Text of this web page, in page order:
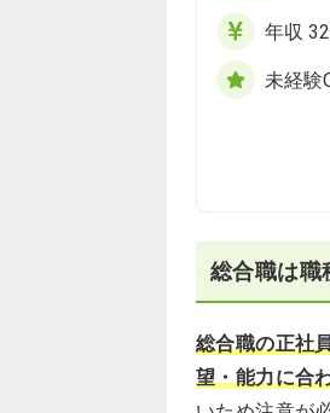
年収
未経験
総合職は職
総合職の正社
望・能力に合